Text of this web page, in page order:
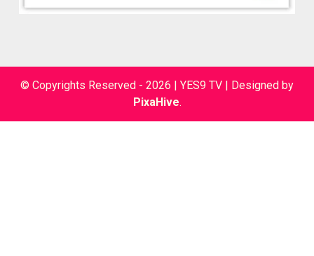
© Copyrights Reserved - 2026 | YES9 TV
Designed by
PixaHive.